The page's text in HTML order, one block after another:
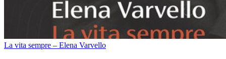
La vita sempre – Elena Varvello